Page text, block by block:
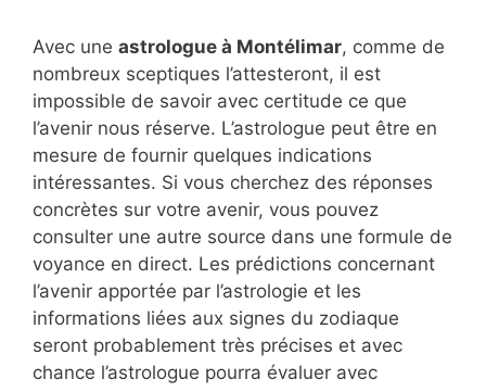
Avec une astrologue à Montélimar, comme de
nombreux sceptiques l’attesteront, il est
impossible de savoir avec certitude ce que
l’avenir nous réserve. L’astrologue peut être en
mesure de fournir quelques indications
intéressantes. Si vous cherchez des réponses
concrètes sur votre avenir, vous pouvez
consulter une autre source dans une formule de
voyance en direct. Les prédictions concernant
l’avenir apportée par l’astrologie et les
informations liées aux signes du zodiaque
seront probablement très précises et avec
chance l’astrologue pourra évaluer avec